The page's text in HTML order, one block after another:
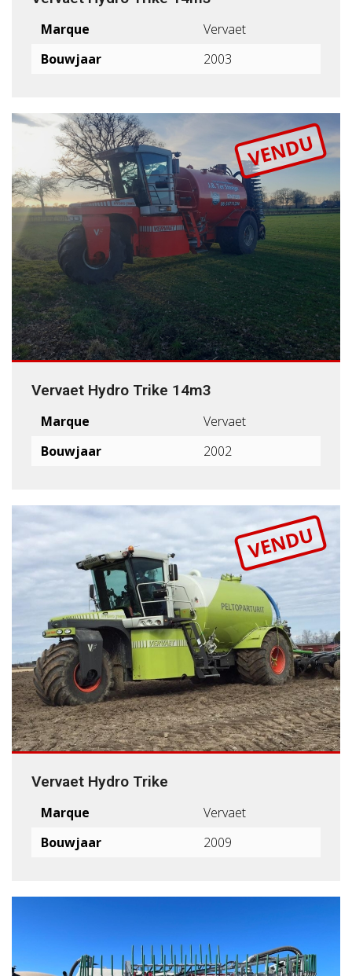
Marque
Vervaet
Bouwjaar
2003
VENDU
Vervaet Hydro Trike 14m3
Marque
Vervaet
Bouwjaar
2002
VENDU
Vervaet Hydro Trike
Marque
Vervaet
Bouwjaar
2009